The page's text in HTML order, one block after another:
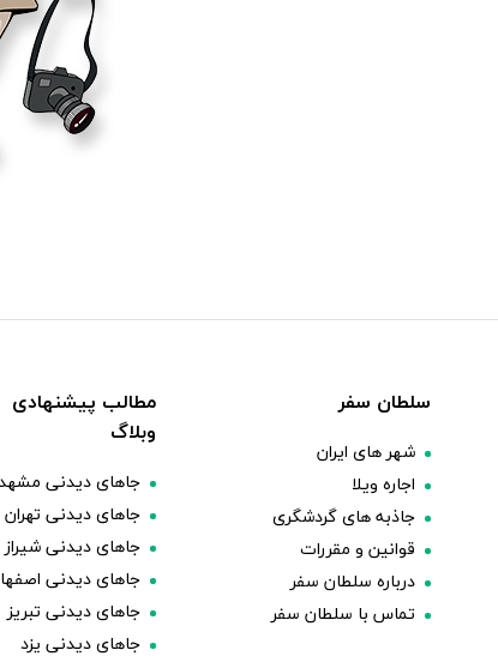
سلطان سفر
شهر های ایران
اجاره ویلا
جاذبه های گردشگری
قوانین و مقررات
درباره سلطان سفر
تماس با سلطان سفر
مطالب پیشنهادی
وبلاگ
جاهای دیدنی
جاهای دیدنی تهران
جاهای دیدنی شیراز
جاهای دیدنی
جاهای دیدنی تبریز
جاهای دیدنی یزد